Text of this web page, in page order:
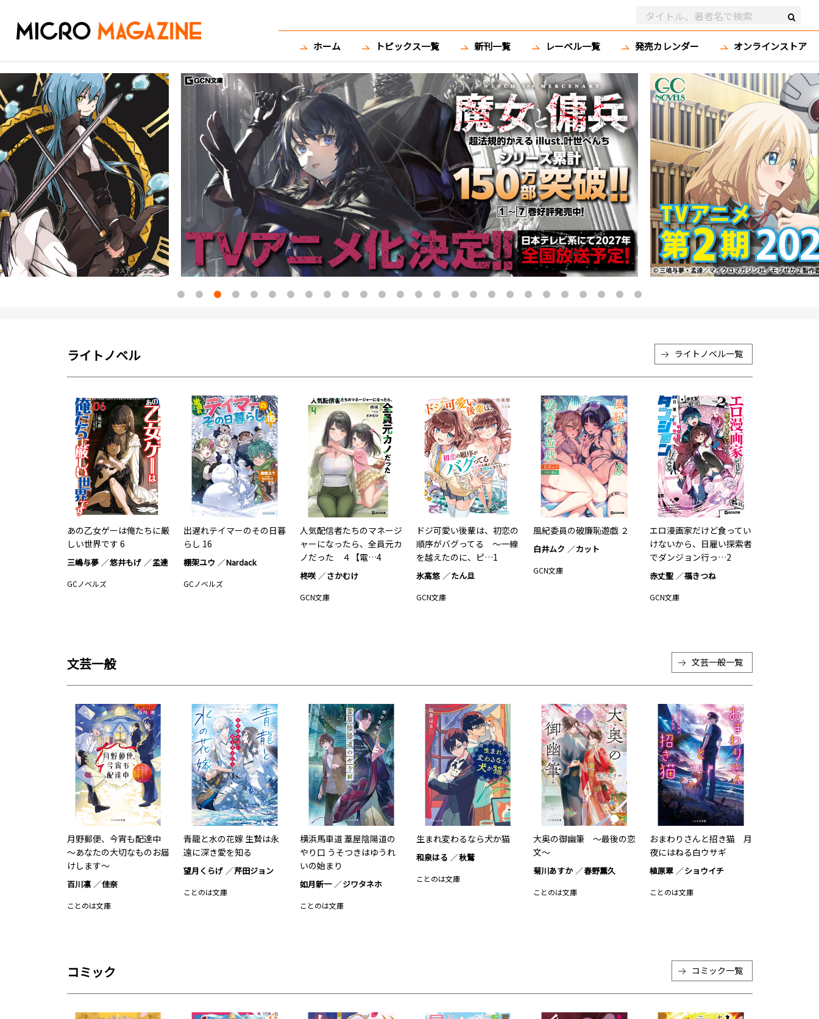
ホーム トピックス一覧 新刊一覧 レーベル一覧 発売カレンダー オンラインストア
ライトノベル ライトノベル一覧
あの乙女ゲーは俺たちに厳
しい世界です 6
三嶋与夢 悠井もげ 孟達
GCノベルズ
出遅れテイマーのその日暮
らし 16
棚架ユウ Nardack
GCノベルズ
人気配信者たちのマネージ
ャーになったら、全員元カ
ノだった ４【電…4
柊咲 さかむけ
GCN文庫
ドジ可愛い後輩は、初恋の
順序がバグってる ～一線
を越えたのに、ピ…1
氷高悠 たん旦
GCN文庫
風紀委員の破廉恥遊戯 ２
白井ムク カット
GCN文庫
エロ漫画家だけど食ってい
けないから、日雇い探索者
でダンジョン行っ…2
赤丈聖 福きつね
GCN文庫
文芸一般 文芸一般一覧
月野郵便、今宵も配達中
～あなたの大切なものお届
けします～
百川凛 佳奈
ことのは文庫
青龍と水の花嫁 生贄は永
遠に深き愛を知る
望月くらげ 芹田ジョン
ことのは文庫
横浜馬車道 葦屋陰陽道の
やり口 うそつきはゆうれ
いの始まり
如月新一 ジワタネホ
ことのは文庫
生まれ変わるなら犬か猫
和泉はる 秋鷲
ことのは文庫
大奥の御幽筆 ～最後の恋
文～
菊川あすか 春野薫久
ことのは文庫
おまわりさんと招き猫 月
夜にはねる白ウサギ
植原翠 ショウイチ
ことのは文庫
コミック コミック一覧